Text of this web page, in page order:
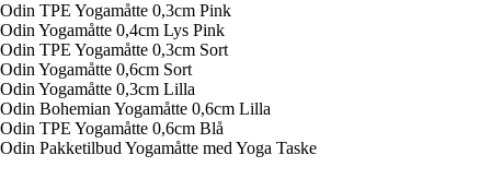
Odin TPE Yogamåtte 0,3cm Pink
Odin Yogamåtte 0,4cm Lys Pink
Odin TPE Yogamåtte 0,3cm Sort
Odin Yogamåtte 0,6cm Sort
Odin Yogamåtte 0,3cm Lilla
Odin Bohemian Yogamåtte 0,6cm Lilla
Odin TPE Yogamåtte 0,6cm Blå
Odin Pakketilbud Yogamåtte med Yoga Taske